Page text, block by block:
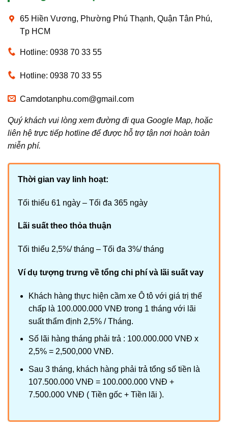
65 Hiền Vương, Phường Phú Thạnh, Quận Tân Phú,
Tp HCM
Hotline: 0938 70 33 55
Hotline: 0938 70 33 55
Camdotanphu.com@gmail.com
Quý khách vui lòng xem đường đi qua Google Map, hoặc
liên hệ trực tiếp hotline để được hỗ trợ tận nơi hoàn toàn
miễn phí.
Thời gian vay linh hoạt:
Tối thiểu 61 ngày – Tối đa 365 ngày
Lãi suất theo thỏa thuận
Tối thiểu 2,5%/ tháng – Tối đa 3%/ tháng
Ví dụ tượng trưng về tổng chi phí và lãi suất vay
Khách hàng thực hiện cầm xe Ô tô với giá trị thế
chấp là 100.000.000 VNĐ trong 1 tháng với lãi
suất thẩm định 2,5% / Tháng.
Số lãi hàng tháng phải trả : 100.000.000 VNĐ x
2,5% = 2,500,000 VNĐ.
Sau 3 tháng, khách hàng phải trả tổng số tiền là
107.500.000 VNĐ = 100.000.000 VNĐ +
7.500.000 VNĐ ( Tiền gốc + Tiền lãi ).